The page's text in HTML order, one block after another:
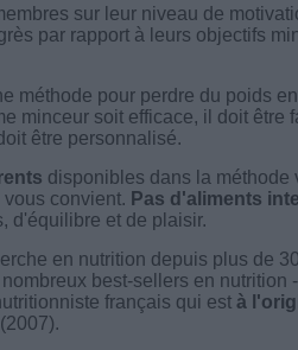
sur leur niveau de
par rapport à leurs objectifs
méthode pour perdre du poids
minceur soit efficace, il doit être
être personnalisé.
disponibles dans la méthode
convient. Pas d'aliments
d'équilibre et de plaisir.
en nutrition depuis plus de
best-sellers en nutrition
français qui est à